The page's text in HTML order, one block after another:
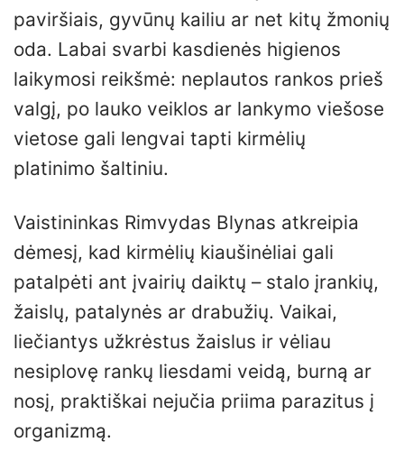
paviršiais, gyvūnų kailiu ar net kitų žmonių
oda. Labai svarbi kasdienės higienos
laikymosi reikšmė: neplautos rankos prieš
valgį, po lauko veiklos ar lankymo viešose
vietose gali lengvai tapti kirmėlių
platinimo šaltiniu.
Vaistininkas Rimvydas Blynas atkreipia
dėmesį, kad kirmėlių kiaušinėliai gali
patalpėti ant įvairių daiktų – stalo įrankių,
žaislų, patalynės ar drabužių. Vaikai,
liečiantys užkrėstus žaislus ir vėliau
nesiplovę rankų liesdami veidą, burną ar
nosį, praktiškai nejučia priima parazitus į
organizmą.